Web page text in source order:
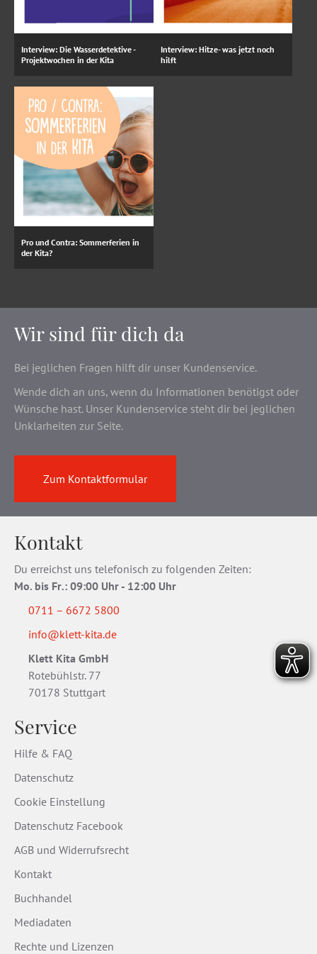
Interview: Die Wasserdetektive -
Projektwochen in der Kita
Interview: Hitze- was jetzt noch
hilft
Pro und Contra: Sommerferien in
der Kita?
Wir sind für dich da
Bei jeglichen Fragen hilft dir unser Kundenservice.
Wende dich an uns, wenn du Informationen benötigst oder
Wünsche hast. Unser Kundenservice steht dir bei jeglichen
Unklarheiten zur Seite.
Zum Kontaktformular
Kontakt
Du erreichst uns telefonisch zu folgenden Zeiten:
Mo. bis Fr.: 09:00 Uhr - 12:00 Uhr
0711 – 6672 5800
info@klett-kita.de
Klett Kita GmbH
Rotebühlstr. 77
70178 Stuttgart
Service
Hilfe & FAQ
Datenschutz
Cookie Einstellung
Datenschutz Facebook
AGB und Widerrufsrecht
Kontakt
Buchhandel
Mediadaten
Rechte und Lizenzen